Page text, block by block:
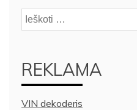
Ieškoti:
REKLAMA
VIN dekoderis